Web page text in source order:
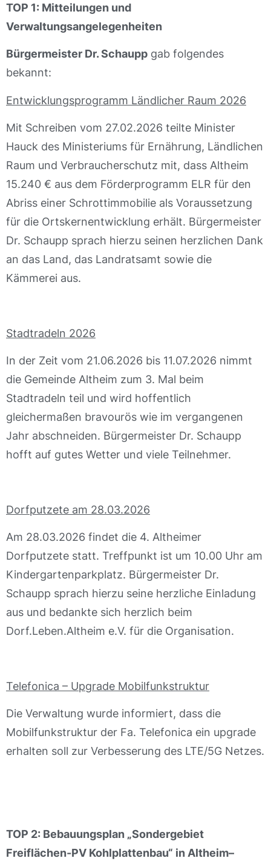
TOP 1: Mitteilungen und
Verwaltungsangelegenheiten
Bürgermeister Dr. Schaupp gab folgendes
bekannt:
Entwicklungsprogramm Ländlicher Raum 2026
Mit Schreiben vom 27.02.2026 teilte Minister
Hauck des Ministeriums für Ernährung, Ländlichen
Raum und Verbraucherschutz mit, dass Altheim
15.240 € aus dem Förderprogramm ELR für den
Abriss einer Schrottimmobilie als Voraussetzung
für die Ortskernentwicklung erhält. Bürgermeister
Dr. Schaupp sprach hierzu seinen herzlichen Dank
an das Land, das Landratsamt sowie die
Kämmerei aus.
Stadtradeln 2026
In der Zeit vom 21.06.2026 bis 11.07.2026 nimmt
die Gemeinde Altheim zum 3. Mal beim
Stadtradeln teil und wird hoffentlich
gleichermaßen bravourös wie im vergangenen
Jahr abschneiden. Bürgermeister Dr. Schaupp
hofft auf gutes Wetter und viele Teilnehmer.
Dorfputzete am 28.03.2026
Am 28.03.2026 findet die 4. Altheimer
Dorfputzete statt. Treffpunkt ist um 10.00 Uhr am
Kindergartenparkplatz. Bürgermeister Dr.
Schaupp sprach hierzu seine herzliche Einladung
aus und bedankte sich herzlich beim
Dorf.Leben.Altheim e.V. für die Organisation.
Telefonica – Upgrade Mobilfunkstruktur
Die Verwaltung wurde informiert, dass die
Mobilfunkstruktur der Fa. Telefonica ein upgrade
erhalten soll zur Verbesserung des LTE/5G Netzes.
TOP 2: Bebauungsplan „Sondergebiet
Freiflächen-PV Kohlplattenbau“ in Altheim–